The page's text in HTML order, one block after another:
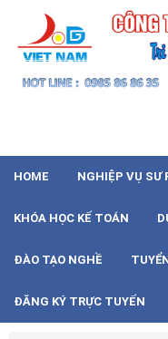
HOME NGHIỆP VỤ SƯ
KHÓA HỌC KẾ TOÁN
ĐÀO TẠO NGHỀ
ĐĂNG KÝ TRỰC TUYẾN